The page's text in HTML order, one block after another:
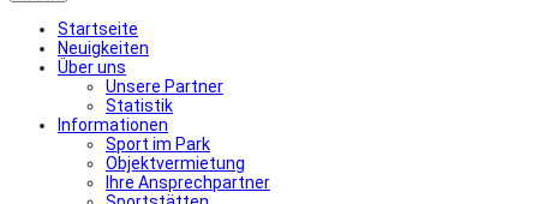
Startseite
Neuigkeiten
Über uns
Unsere Partner
Statistik
Informationen
Sport im Park
Objektvermietung
Ihre Ansprechpartner